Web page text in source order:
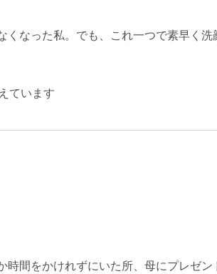
なった私。でも、これ一つで素早く
ています
間をかけれずにいた所、母にプレゼ